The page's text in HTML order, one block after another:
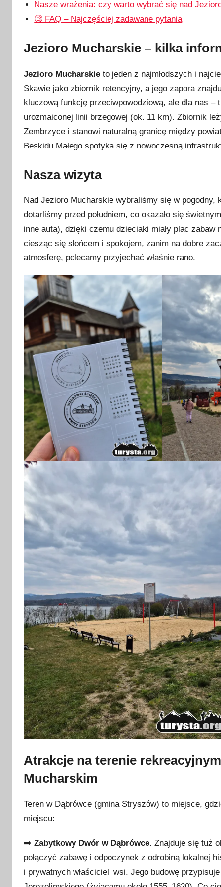
Nasze wrażenia: czy warto wybrać się nad
🧐 FAQ – Najczęściej zadawane pytania
Jezioro Mucharskie – kilka
Jezioro Mucharskie to jeden z najmłodszych i
Skawie jako zbiornik retencyjny, a jego zapora
kluczową funkcję przeciwpowodziową, ale dla nas
urozmaiconej linii brzegowej (ok. 11 km). Zbiornik
Zembrzyce i stanowi naturalną granicę między
Beskidu Małego spotyka się z nowoczesną
Nasza wizyta
Nad Jezioro Mucharskie wybraliśmy się w
dotarliśmy przed południem, co okazało się
inne auta), dzięki czemu dzieciaki miały plac zabaw
ciesząc się słońcem i spokojem, zanim na dobre
atmosferę, polecamy przyjechać właśnie rano.
Atrakcje na terenie
Mucharskim
Teren w Dąbrówce (gmina Stryszów) to miejsce,
miejscu:
➡️ Zabytkowy Dwór w Dąbrówce. Znajduje się tuż
połączyć zabawę i odpoczynek z odrobiną lokalnej
i prywatnych właścicieli wsi. Jego budowę